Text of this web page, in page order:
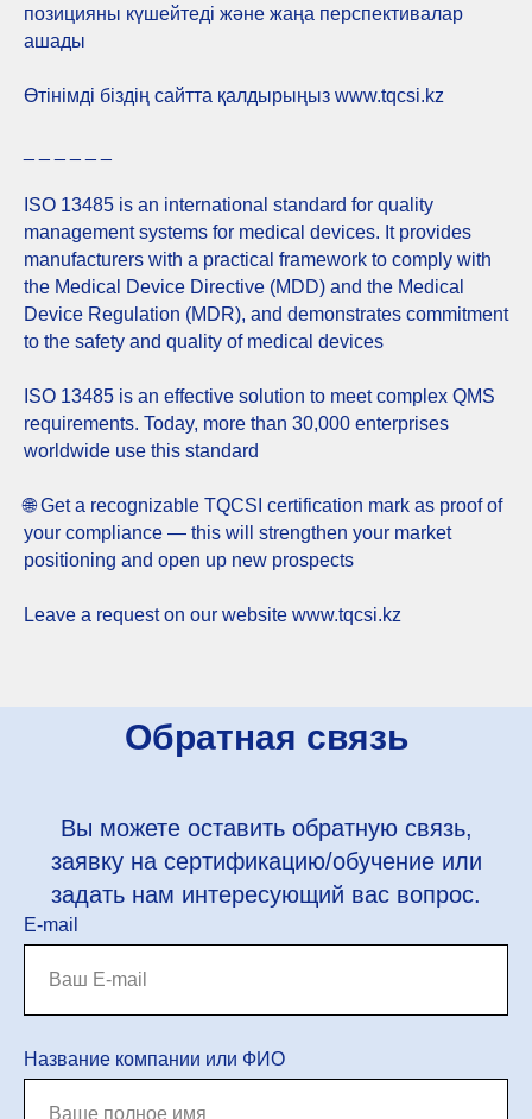
позицияны күшейтеді және жаңа перспективалар
ашады
Өтінімді біздің сайтта қалдырыңыз www.tqcsi.kz
ISO 13485 is an international standard for quality
management systems for medical devices. It provides
manufacturers with a practical framework to comply with
the Medical Device Directive (MDD) and the Medical
Device Regulation (MDR), and demonstrates commitment
to the safety and quality of medical devices
ISO 13485 is an effective solution to meet complex QMS
requirements. Today, more than 30,000 enterprises
worldwide use this standard
🌐 Get a recognizable TQCSI certification mark as proof of
your compliance — this will strengthen your market
positioning and open up new prospects
Leave a request on our website www.tqcsi.kz
Обратная связь
Вы можете оставить обратную связь,
заявку на сертификацию/обучение или
задать нам интересующий вас вопрос.
E-mail
Название компании или ФИО